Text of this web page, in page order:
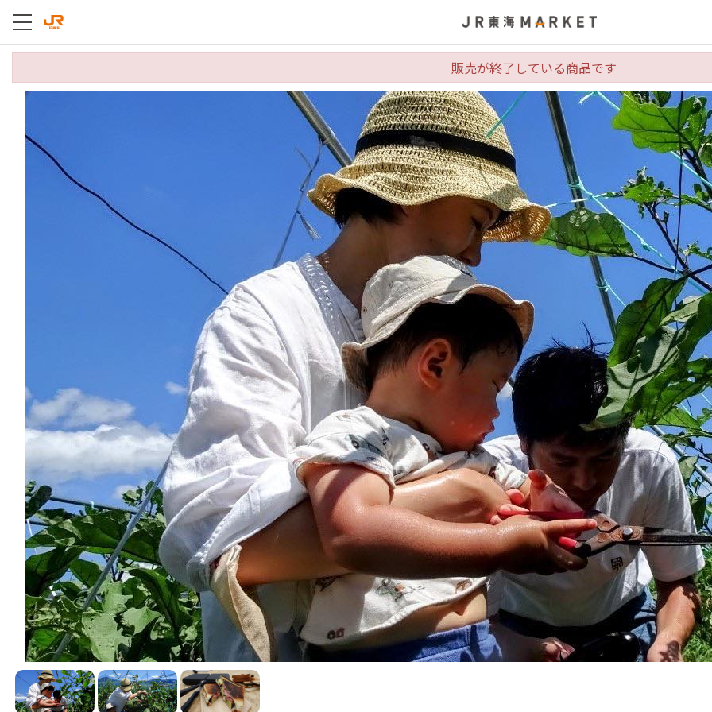
販売が終了している商品です